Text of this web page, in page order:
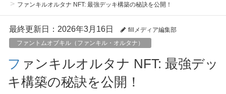
ファンキルオルタナ NFT: 最強デッキ構築の秘訣を公開！
最終更新日：2026年3月16日
fillメディア編集部
ファントムオブキル（ファンキル・オルタナ）
ファンキルオルタナ NFT: 最強デッ
キ構築の秘訣を公開！